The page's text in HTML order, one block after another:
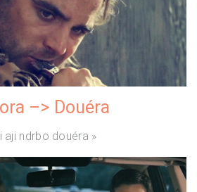
–> Douéra
aji ndrbo douéra »